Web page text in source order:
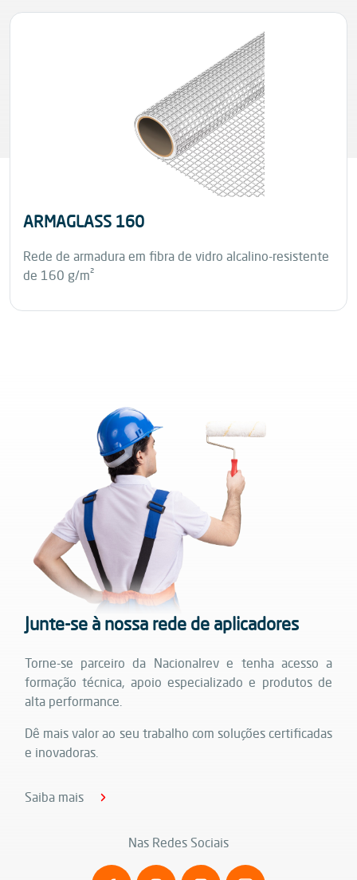
ARMAGLASS 160
Rede de armadura em fibra de vidro alcalino-resistente
de 160 g/m²
Junte-se à nossa rede de aplicadores
Torne-se parceiro da Nacionalrev e tenha acesso a
formação técnica, apoio especializado e produtos de
alta performance.
Dê mais valor ao seu trabalho com soluções certificadas
e inovadoras.
Saiba mais
Nas Redes Sociais